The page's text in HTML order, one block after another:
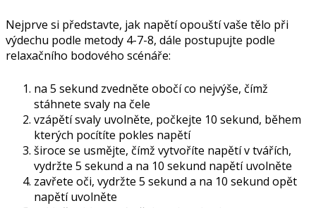
Nejprve si představte, jak napětí opouští vaše tělo při
výdechu podle metody 4-7-8, dále postupujte podle
relaxačního bodového scénáře:
na 5 sekund zvedněte obočí co nejvýše, čímž
stáhnete svaly na čele
vzápětí svaly uvolněte, počkejte 10 sekund, během
kterých pocítíte pokles napětí
široce se usmějte, čímž vytvoříte napětí v tvářích,
vydržte 5 sekund a na 10 sekund napětí uvolněte
zavřete oči, vydržte 5 sekund a na 10 sekund opět
napětí uvolněte